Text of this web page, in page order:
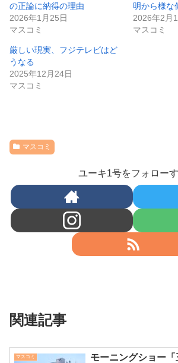
の正論に納得の理由
2026年1月25日
マスコミ
明から様な
2026年2月
マスコミ
厳しい現実、フジテレビはど
うなる
2025年12月24日
マスコミ
マスコミ
ユーキ1号をフォロー
関連記事
マスコミ
モーニングショー